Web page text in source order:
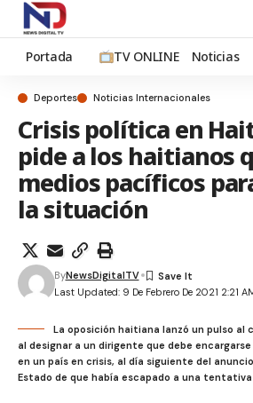
Portada TV ONLINE Noticias
Deportes Noticias Internacionales
Crisis política en
pide a los haitianos
medios pacíficos
la situación
Last Updated: 9 De Febrero De 2021 2:21
ByNewsDigitalTV
La oposición haitiana lanzó un pulso al
al designar a un dirigente que debe
en un país en crisis, al día siguiente del
Estado de que había escapado a una